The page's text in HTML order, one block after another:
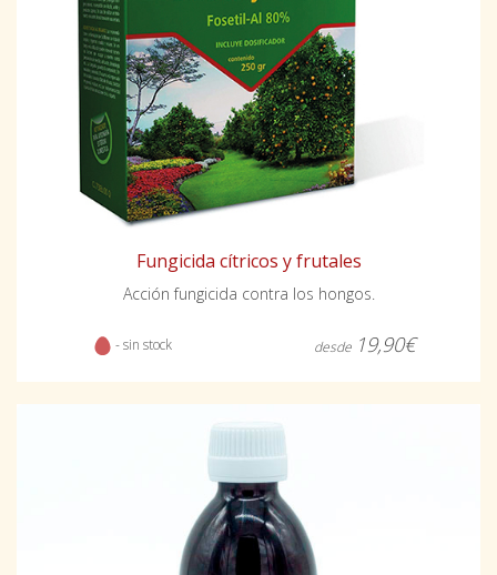
Fungicida cítricos y frutales
Acción fungicida contra los hongos.
- sin stock desde 19,90€